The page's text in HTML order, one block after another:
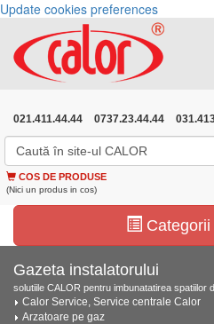
Update cookies preferences
021.411.44.44 0737.23.44.44
COS DE PRODUSE
(Nici un produs in cos)
Gazeta instalatorului
solutiile CALOR pentru imbunatatirea spatiilor
Calor Service, Service centrale Calor
Arzatoare pe gaz